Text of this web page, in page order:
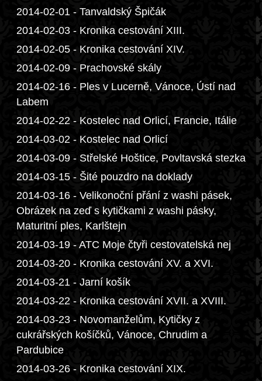
2014-02-01 - Tanvaldský Špičák
2014-02-03 - Kronika cestování XIII.
2014-02-05 - Kronika cestování XIV.
2014-02-09 - Prachovské skály
2014-02-16 - Ples v Lucerně, Vánoce, Ústí nad
Labem
2014-02-22 - Kostelec nad Orlicí, Francie, Itálie
2014-03-02 - Kostelec nad Orlicí
2014-03-09 - Střelské Hoštice, Povltavská stezka
2014-03-15 - Šité pouzdro na doklady
2014-03-16 - Velikonoční přání z washi pásek,
Obrázek na zeď s kytičkami z washi pásky,
Maturitní ples, Karlštejn
2014-03-19 - ATC Moje čtyři cestovatelská nej
2014-03-20 - Kronika cestování XV. a XVI.
2014-03-21 - Jarní košík
2014-03-22 - Kronika cestování XVII. a XVIII.
2014-03-23 - Novomanželům, Kytičky z
cukrářských košíčků, Vánoce, Chrudim a
Pardubice
2014-03-26 - Kronika cestování XIX.